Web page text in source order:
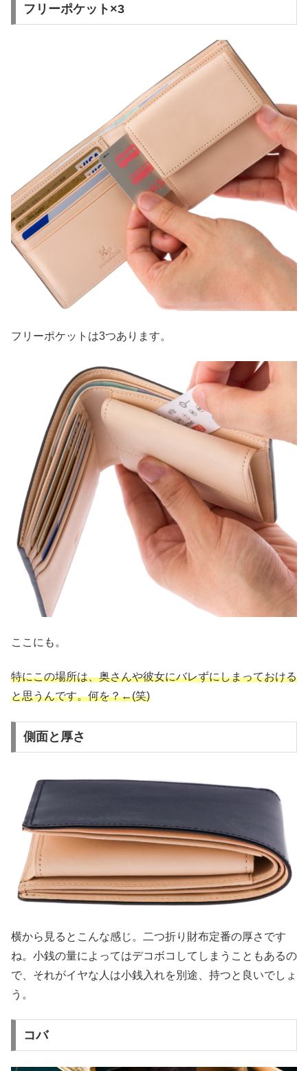
フリーポケット×3
フリーポケットは3つあります。
ここにも。
特にこの場所は、奥さんや彼女にバレずにしまっておける
と思うんです。何を？←(笑)
側面と厚さ
横から見るとこんな感じ。二つ折り財布定番の厚さです
ね。小銭の量によってはデコボコしてしまうこともあるの
で、それがイヤな人は小銭入れを別途、持つと良いでしょ
う。
コバ